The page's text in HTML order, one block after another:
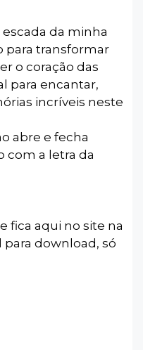
da minha
para transformar
o coração das
para encantar,
incríveis neste
abre e fecha
com a letra da
fica aqui no site na
download, só